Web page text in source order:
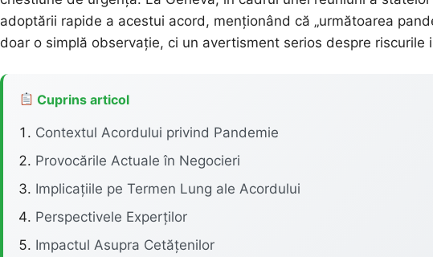
adoptării rapide a acestui acord, menționând că „următoarea
doar o simplă observație, ci un avertisment serios despre
Cuprins articol
Contextul Acordului privind Pandemie
Provocările Actuale în Negocieri
Implicațiile pe Termen Lung ale Acordului
Perspectivele Experților
Impactul Asupra Cetățenilor